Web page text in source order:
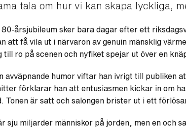
tala om hur vi kan skapa lyckliga,
årsjubileum sker bara dagar efter ett
att få vila ut i närvaron av genuin mänsklig
ro på scenen och nyfiket spejar ut över en
avväpnande humor viftar han ivrigt till publiken
förklarar han att entusiasmen kickar in om
är satt och salongen brister ut i ett
sju miljarder människor på jorden, men en och